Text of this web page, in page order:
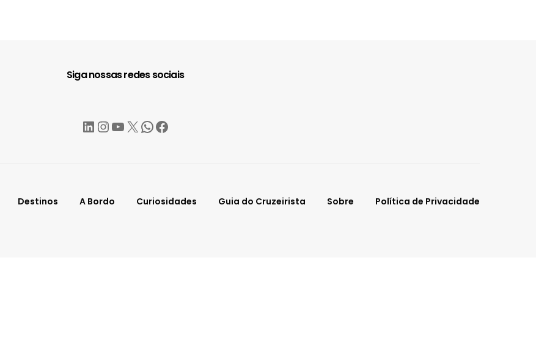
Siga nossas redes sociais
LinkedIn
Instagram
YouTube
X WhatsApp
Facebook
Destinos A Bordo Curiosidades Guia do Cruzeirista Sobre Política de Privacidade